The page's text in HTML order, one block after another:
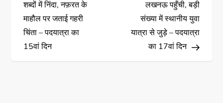
शब्दों में निंदा, नफ़रत के
माहौल पर जताई गहरी
चिंता – पदयात्रा का
15वां दिन
लखनऊ पहुँची, बड़ी
संख्या में स्थानीय युवा
यात्रा से जुड़े – पदयात्रा
का 17वां दिन